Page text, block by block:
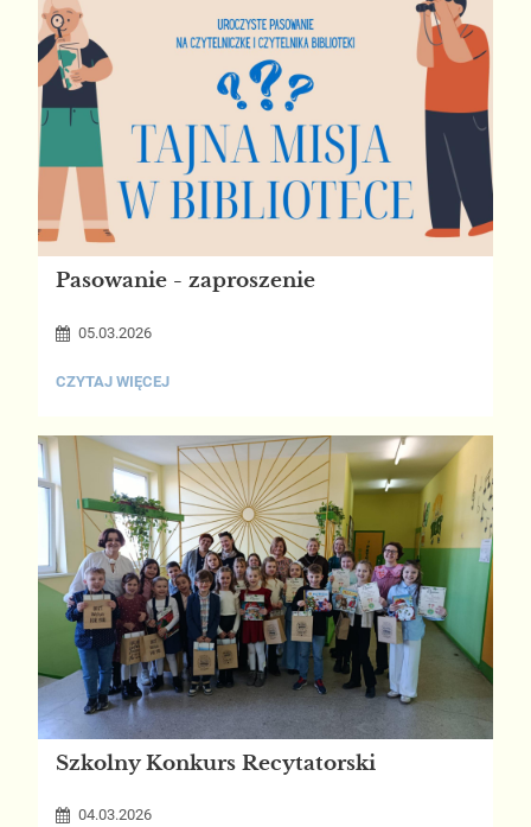
Pasowanie - zaproszenie
05.03.2026
PASOWANIE
CZYTAJ WIĘCEJ
Szkolny Konkurs Recytatorski
04.03.2026